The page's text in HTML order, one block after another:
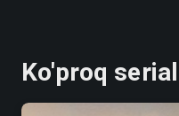
Ko'proq